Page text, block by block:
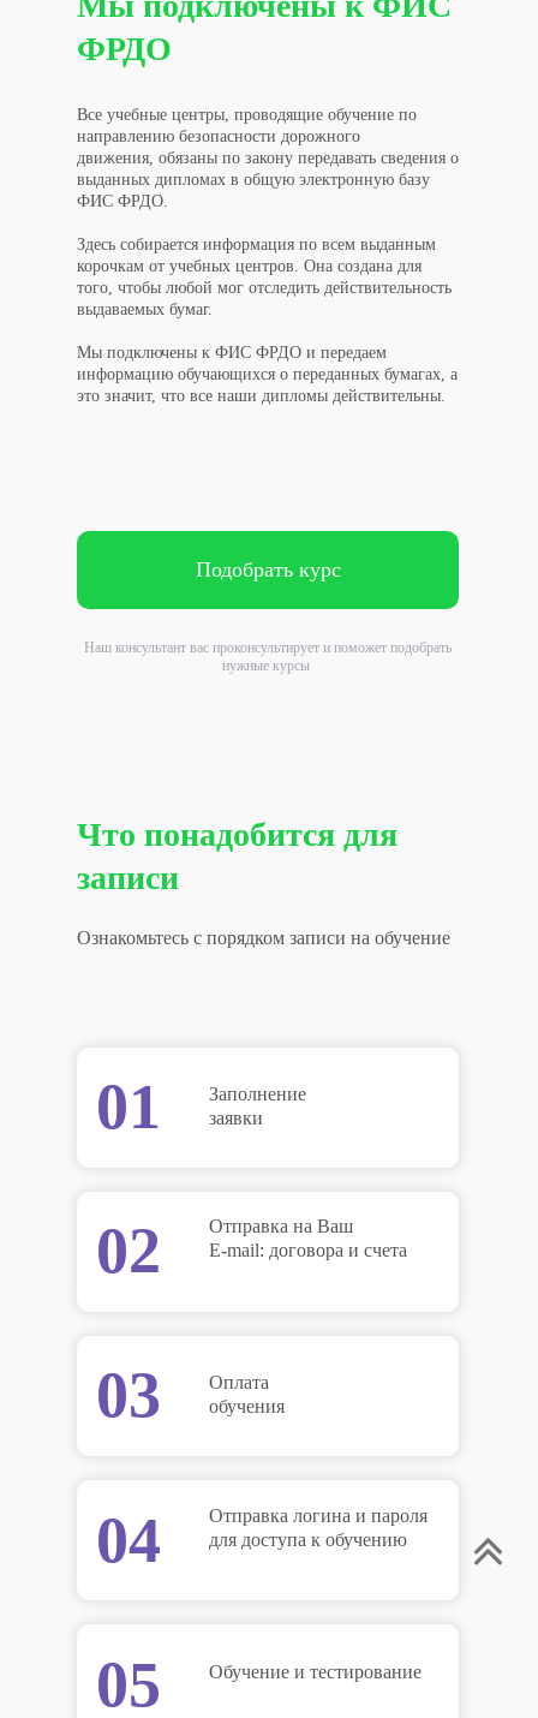
Все учебные центры, проводящие обучение по
направлению безопасности дорожного
движения, обязаны по закону передавать сведения о
выданных дипломах в общую электронную базу
ФИС ФРДО.
Здесь собирается информация по всем выданным
корочкам от учебных центров. Она создана для
того, чтобы любой мог отследить действительность
выдаваемых бумаг.
Мы подключены к ФИС ФРДО и передаем
информацию обучающихся о переданных бумагах, а
это значит, что все наши дипломы действительны.
Наш консультант вас проконсультирует и поможет подобрать
нужные курсы
Подобрать курс
ФРДО
Что понадобится для
записи
Ознакомьтесь с порядком записи на обучение
01
02
03
04
05
Заполнение
заявки
Отправка на Ваш
E-mail: договора и счета
Оплата
обучения
Отправка логина и пароля
для доступа к обучению
Обучение и тестирование